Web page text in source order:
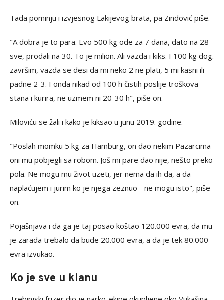
Tada pominju i izvjesnog Lakijevog brata, pa Zindović piše.
"A dobra je to para. Evo 500 kg ode za 7 dana, dato na 28
sve, prodali na 30. To je milion. Ali vazda i kiks. I 100 kg dog.
završim, vazda se desi da mi neko 2 ne plati, 5 mi kasni ili
padne 2-3. I onda nikad od 100 h čistih poslije troškova
stana i kurira, ne uzmem ni 20-30 h", piše on.
Miloviću se žali i kako je kiksao u junu 2019. godine.
"Poslah momku 5 kg za Hamburg, on dao nekim Pazarcima
oni mu pobjegli sa robom. Još mi pare dao nije, nešto preko
pola. Ne mogu mu život uzeti, jer nema da ih da, a da
naplaćujem i jurim ko je njega zeznuo - ne mogu isto", piše
on.
Pojašnjava i da ga je taj posao koštao 120.000 evra, da mu
je zarada trebalo da bude 20.000 evra, a da je tek 80.000
evra izvukao.
Ko je sve u klanu